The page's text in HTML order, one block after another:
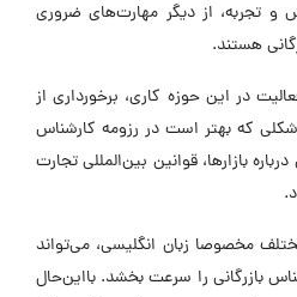
تجربه، از دیگر مهارت‌های ضروری
هستند.
در این حوزه کاری، برخورداری از
که بهتر است در رزومه کارشناس
بازارها، قوانین بین‌المللی تجارت
مخصوصا زبان انگلیسی، می‌تواند
بازرگانی را سرعت بخشد. بااین‌حال